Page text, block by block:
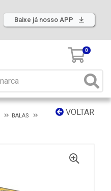
Baixe já nosso APP
0
VOLTAR
BALAS